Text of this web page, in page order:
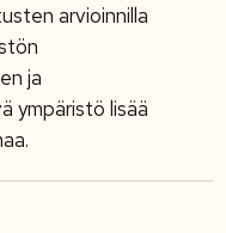
arvioinnilla
ja
ympäristö lisää